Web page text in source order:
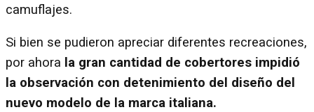
camuflajes.
Si bien se pudieron apreciar diferentes recreaciones,
por ahora la gran cantidad de cobertores impidió
la observación con detenimiento del diseño del
nuevo modelo de la marca italiana.